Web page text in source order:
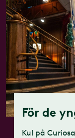
För de
Kul på